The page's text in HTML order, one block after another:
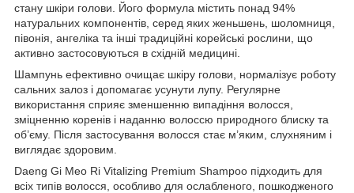
стану шкіри голови. Його формула містить понад 94%
натуральних компонентів, серед яких женьшень, шоломниця,
півонія, ангеліка та інші традиційні корейські рослини, що
активно застосовуються в східній медицині.
Шампунь ефективно очищає шкіру голови, нормалізує роботу
сальних залоз і допомагає усунути лупу. Регулярне
використання сприяє зменшенню випадіння волосся,
зміцненню коренів і наданню волоссю природного блиску та
об’єму. Після застосування волосся стає м’яким, слухняним і
виглядає здоровим.
Daeng Gi Meo Ri Vitalizing Premium Shampoo підходить для
всіх типів волосся, особливо для ослабленого, пошкодженого